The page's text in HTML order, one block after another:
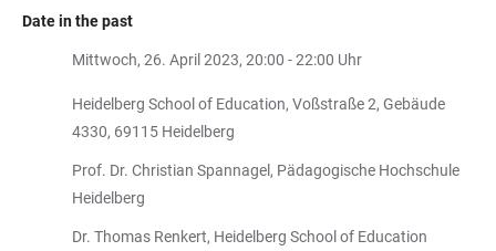
Date in the past
Mittwoch, 26. April 2023, 20:00 - 22:00 Uhr
Heidelberg School of Education, Voßstraße 2, Gebäude
4330, 69115 Heidelberg
Prof. Dr. Christian Spannagel, Pädagogische Hochschule
Heidelberg
Dr. Thomas Renkert, Heidelberg School of Education